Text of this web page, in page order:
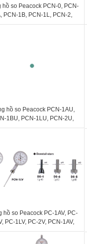
hồ so Peacock PCN-0, PCN-
PCN-1B, PCN-1L, PCN-2,
2B, PCN-S, PCN-7A, PCN-
hồ so Peacock PCN-1AU,
1BU, PCN-1LU, PCN-2U,
2BU, PCN-SU, PCN-5U,
hồ so Peacock PC-1AV, PC-
PC-1LV, PC-2V, PCN-1AV,
1BV, PCN-1LV, PCN-2V,
PCN-2BV, PCN-SV